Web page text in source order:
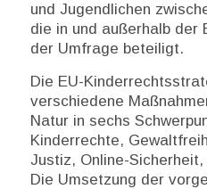
und Jugendlichen
die in und außerhalb der
der Umfrage beteiligt.
Die EU-
verschiedene
Natur in sechs
Kinderrechte,
Justiz, Online-
Die Umsetzung der